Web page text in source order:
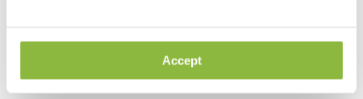
Accept
Se încarcă rezumatul…